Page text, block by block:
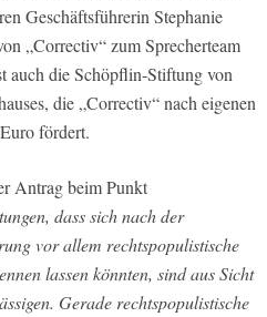
Geschäftsführerin Stephanie
„Correctiv“ zum Sprecherteam
auch die Schöpflin-Stiftung von
die „Correctiv“ nach eigenen
fördert.
Antrag beim Punkt
dass sich nach der
vor allem rechtspopulistische
lassen könnten, sind aus Sicht
Gerade rechtspopulistische